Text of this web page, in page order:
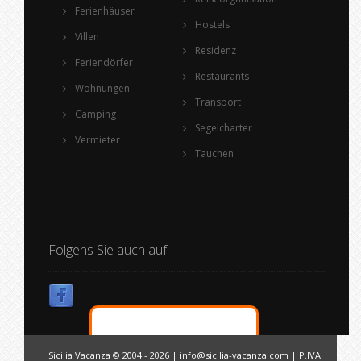
Ferienhäuser
Villen
Feriendörfer
Wohnungen
Camping
Vermieter
Hostels
Residenz
Restaurants
Transport
Segelcharter
Tauchen
Folgens Sie auch auf
Sicilia Vacanza © 2004 - 2026 | info@sicilia-vacanza.com | P.IVA